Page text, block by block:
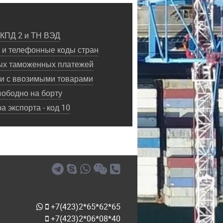
2 и ТН ВЭД
телефонные коды стран
таможенных платежей
с ввозимыми товарами
на борту
экспорта - код 10
+7(423)2*65*62*65
+7(423)2*06*08*40